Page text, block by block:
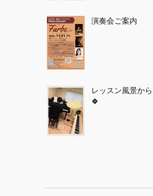
演奏会ご案内
レッスン風景から
🍀